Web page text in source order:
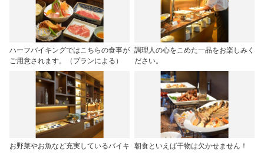
ハーフバイキングではこちらの食事が
ご用意されます。（プランによる）
調理人の心をこめた一品をお楽しみく
ださい。
お野菜やお魚など充実しているバイキ
朝食といえば干物は欠かせません！